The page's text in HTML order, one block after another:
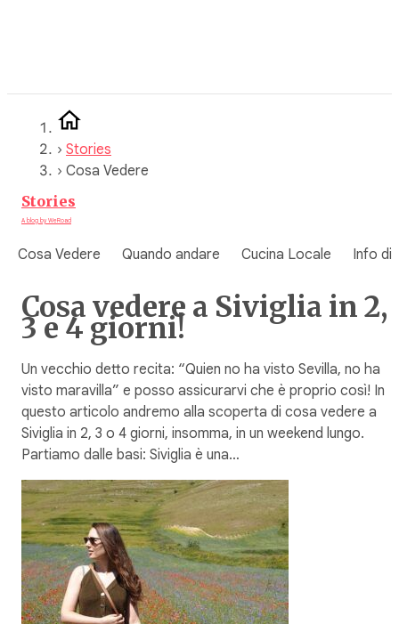
› Stories
› Cosa Vedere
Stories
A blog by WeRoad
Cosa Vedere Quando andare Cucina Locale Info di
Cosa vedere a Siviglia in 2,
3 e 4 giorni!
Un vecchio detto recita: “Quien no ha visto Sevilla, no ha
visto maravilla” e posso assicurarvi che è proprio così! In
questo articolo andremo alla scoperta di cosa vedere a
Siviglia in 2, 3 o 4 giorni, insomma, in un weekend lungo.
Partiamo dalle basi: Siviglia è una…